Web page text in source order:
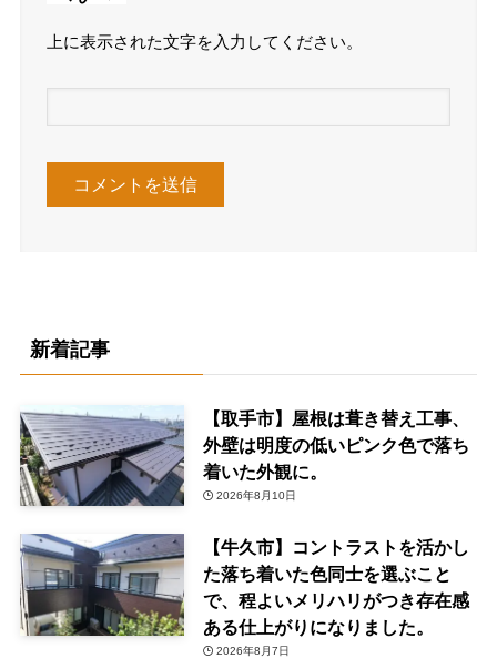
上に表示された文字を入力してください。
新着記事
【取手市】屋根は葺き替え工事、
外壁は明度の低いピンク色で落ち
着いた外観に。
2026年8月10日
【牛久市】コントラストを活かし
た落ち着いた色同士を選ぶこと
で、程よいメリハリがつき存在感
ある仕上がりになりました。
2026年8月7日